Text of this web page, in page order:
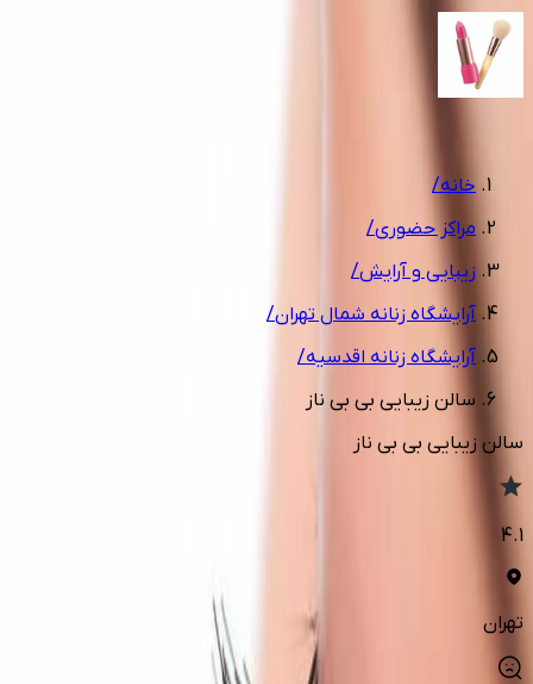
1/4
خانه/
مراکز حضوری/
زیبایی و آرایش/
آرایشگاه زنانه شمال تهران/
آرایشگاه زنانه اقدسیه/
سالن زیبایی بی بی ناز
سالن زیبایی بی بی ناز
4.1
تهران